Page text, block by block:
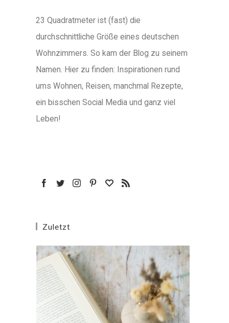
23 Quadratmeter ist (fast) die
durchschnittliche Größe eines deutschen
Wohnzimmers. So kam der Blog zu seinem
Namen. Hier zu finden: Inspirationen rund
ums Wohnen, Reisen, manchmal Rezepte,
ein bisschen Social Media und ganz viel
Leben!
Zuletzt